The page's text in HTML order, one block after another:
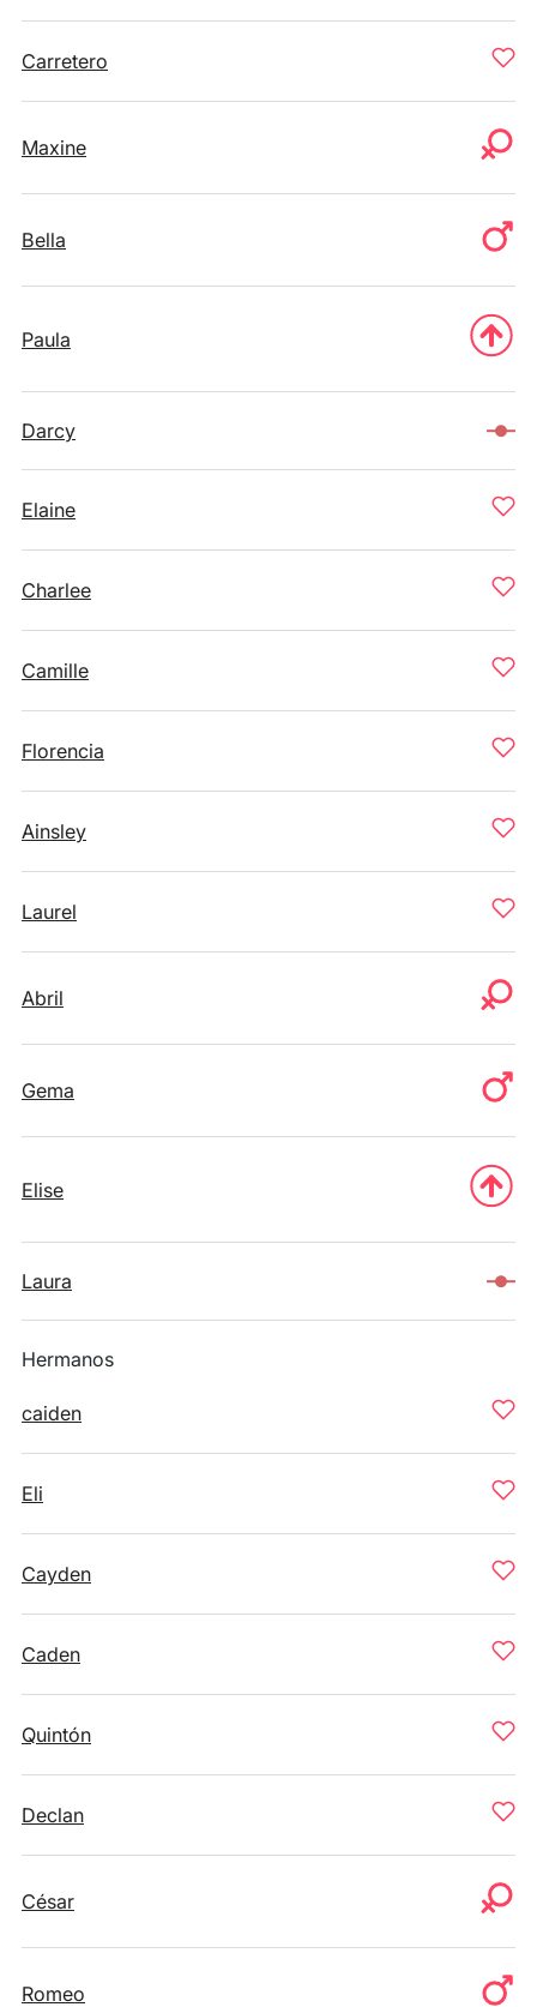
Carretero
Maxine
Bella
Paula
Darcy
Elaine
Charlee
Camille
Florencia
Ainsley
Laurel
Abril
Gema
Elise
Laura
Hermanos
caiden
Eli
Cayden
Caden
Quintón
Declan
César
Romeo